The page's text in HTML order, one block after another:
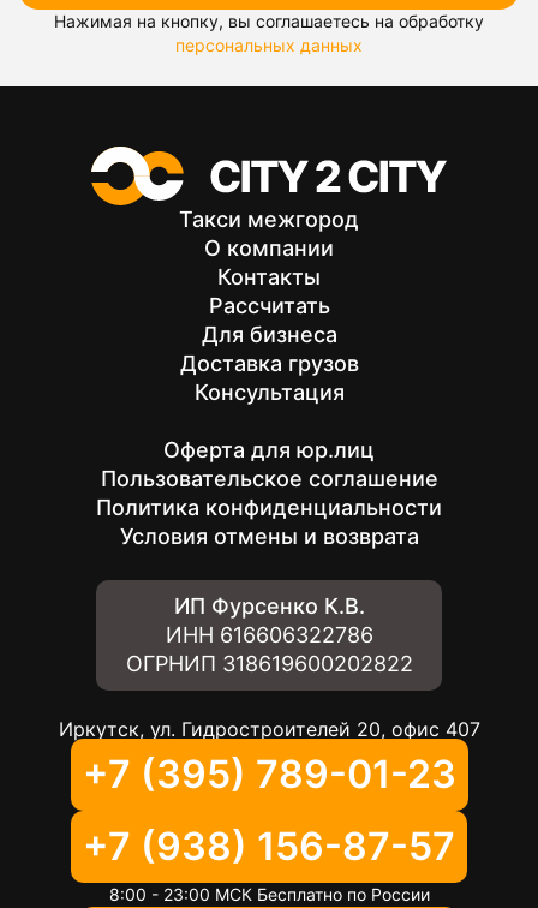
Нажимая на кнопку, вы соглашаетесь на обработку
персональных данных
Такси межгород
О компании
Контакты
Рассчитать
Для бизнеса
Доставка грузов
Консультация
Оферта для юр.лиц
Пользовательское соглашение
Политика конфиденциальности
Условия отмены и возврата
ИП Фурсенко К.В.
ИНН 616606322786
ОГРНИП 318619600202822
Иркутск, ул. Гидростроителей 20, офис 407
+7 (395) 789-01-23
+7 (938) 156-87-57
8:00 - 23:00 МСК Бесплатно по России